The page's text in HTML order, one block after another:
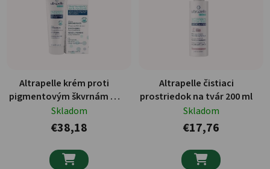
Altrapelle krém proti
pigmentovým škvrnám 30
ml
Skladom
€38,18

Altrapelle čistiaci
prostriedok na tvár 200 ml
Skladom
€17,76
